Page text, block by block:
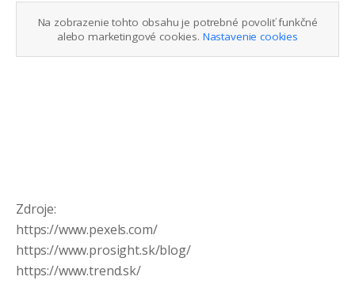
Na zobrazenie tohto obsahu je potrebné povoliť funkčné
alebo marketingové cookies. Nastavenie cookies
Zdroje:
https://www.pexels.com/
https://www.prosight.sk/blog/
https://www.trend.sk/